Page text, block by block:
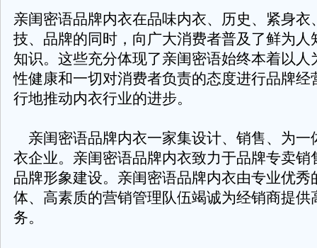
亲闺密语品牌内衣在品味内衣、历史、紧身衣
技、品牌的同时，向广大消费者普及了鲜为人
知识。这些充分体现了亲闺密语始终本着以人
性健康和一切对消费者负责的态度进行品牌经
行地推动内衣行业的进步。
亲闺密语品牌内衣一家集设计、销售、为一
衣企业。亲闺密语品牌内衣致力于品牌专卖销
品牌形象建设。亲闺密语品牌内衣由专业优秀
体、高素质的营销管理队伍竭诚为经销商提供
务。